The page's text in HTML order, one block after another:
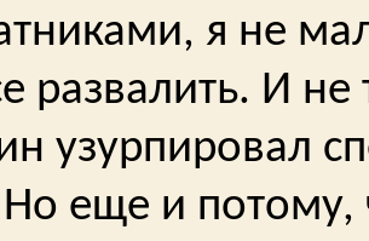
я не
развалить. И
узурпировал
еще и потому,